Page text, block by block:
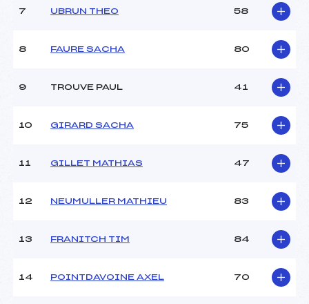
Ouvreurs D :
Météo :
TRES BEAU
DURE
Nombre de portes :
Traceur :
WENZEL ALEXIS (DA)
Ouvreurs C :
Ouvreurs E :
7 UBRUN THEO 58
8 FAURE SACHA 80
9 TROUVE PAUL 41
10 GIRARD SACHA 75
11 GILLET MATHIAS 47
12 NEUMULLER MATHIEU 83
13 FRANITCH TIM 84
14 POINTDAVOINE AXEL 70